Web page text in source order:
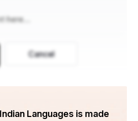
Cancel
Languages is made